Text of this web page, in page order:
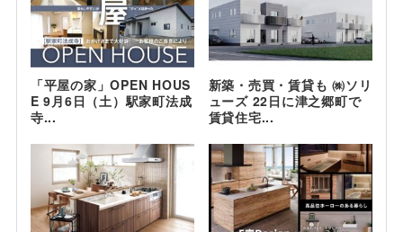
「平屋の家」OPEN HOUS
E 9月6日（土）駅家町法成
寺...
新築・売買・賃貸も ㈱ソリ
ューズ 22日に津之郷町で
賃貸住宅...